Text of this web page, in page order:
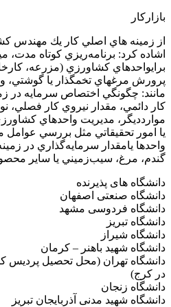
بازارکار
از زمينه هاي اصلي كار يك مهندس
اشاده كرد: برنامه‌ريزي كوتاه مدت،
برايواحدهاي كشاورزي (مزرعه،
پرورش مرغهاي تخمگذار يا
مانند: چگونگي اختصاص سرمايه در
كار دائمي، مقدار نيروي كار
مواردديگر، مديريت واحدهاي
يا امور تحقيقاتي مثل بررسي
واحدها يامقدار سرمايه‌گذاري در
گندم، مرغ، سيب‌زميني يا ساير
دانشگاه های پذیرنده
دانشگاه صنعتی اصفهان
دانشگاه فردوسی مشهد
دانشگاه تبریز
دانشگاه شیراز
دانشگاه شهید باهنر – کرمان
دانشگاه تهران (محل تحصیل پردیس
در کرج)
دانشگاه زنجان
دانشگاه شهید مدنی آذربایجان تبریز